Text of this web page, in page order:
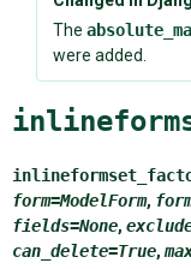
The
were added.
form=ModelForm,
fields=None,
can_delete=True,